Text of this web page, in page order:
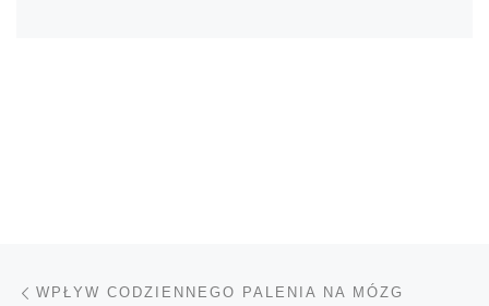
Nawigacja wpisu
WPŁYW CODZIENNEGO PALENIA NA MÓZG